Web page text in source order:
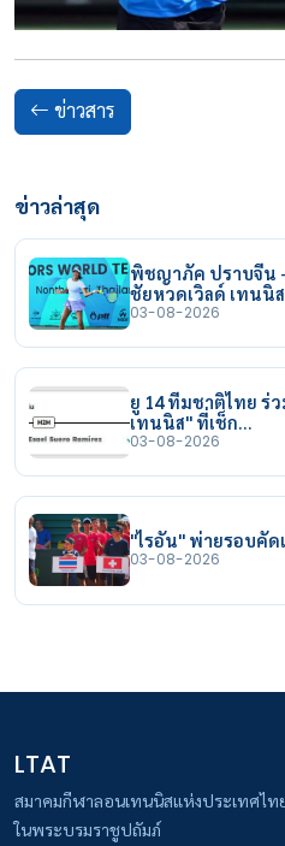
ข่าวสาร
ข่าวล่าสุด
พิชญาภัค ปราบจีน
ชัยหวดเวิลด์ เทนนิ
03-08-2026
ยู 14 ทีมชาติไทย ร่
เทนนิส" ที่เช็ก…
03-08-2026
"ไรอัน" พ่ายรอบคัด
03-08-2026
LTAT
สมาคมกีฬาลอนเทนนิสแห่งประเทศไท
ในพระบรมราชูปถัมภ์